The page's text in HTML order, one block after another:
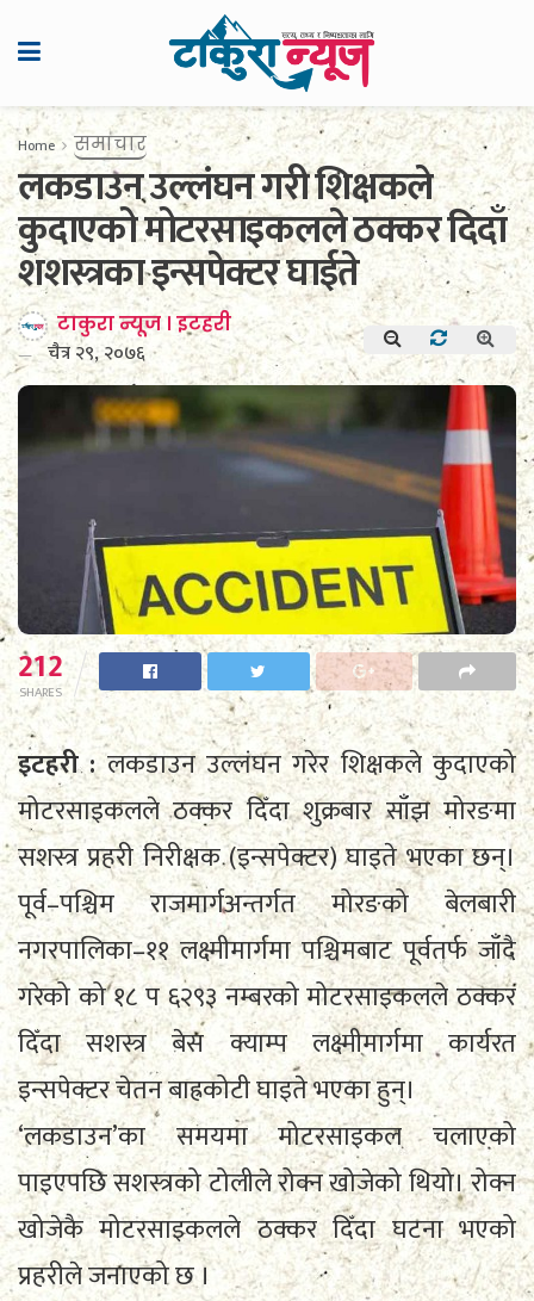
Home समाचार
लकडाउन उल्लंघन गरी शिक्षकले
कुदाएको मोटरसाइकलले ठक्कर दिदाँ
शशस्त्रका इन्सपेक्टर घाईते
टाकुरा न्यूज । इटहरी
चैत्र २९, २०७६
212
SHARES
इटहरी :लकडाउन उल्लंघन गरेर शिक्षकले कुदाएको
मोटरसाइकलले ठक्कर दिँदा शुक्रबार साँझ मोरङमा
सशस्त्र प्रहरी निरीक्षक (इन्सपेक्टर) घाइते भएका छन्।
पूर्व–पश्चिम राजमार्गअन्तर्गत मोरङको बेलबारी
नगरपालिका–११ लक्ष्मीमार्गमा पश्चिमबाट पूर्वतर्फ जाँदै
गरेको को १८ प ६२९३ नम्बरको मोटरसाइकलले ठक्कर
दिँदा सशस्त्र बेस क्याम्प लक्ष्मीमार्गमा कार्यरत
इन्सपेक्टर चेतन बाह्रकोटी घाइते भएका हुन्।
‘लकडाउन’का समयमा मोटरसाइकल चलाएको
पाइएपछि सशस्त्रको टोलीले रोक्न खोजेको थियो। रोक्न
खोजेकै मोटरसाइकलले ठक्कर दिँदा घटना भएको
प्रहरीले जनाएको छ ।